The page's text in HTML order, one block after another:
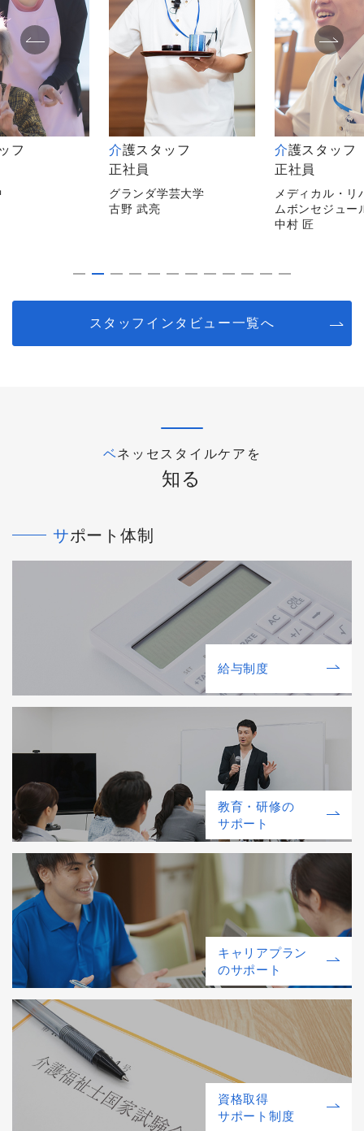
介護スタッフ
正社員
グランダ学芸大学
古野 武亮
介護スタッフ
正社員
メディカル・リハ
ムボンセジュール
中村 匠
スタッフインタビュー一覧へ
ベネッセスタイルケアを
知る
サポート体制
給与制度
教育・研修の
サポート
キャリアプラン
のサポート
資格取得
サポート制度